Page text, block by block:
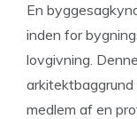
En
inden for
lovgivning.
medlem af en